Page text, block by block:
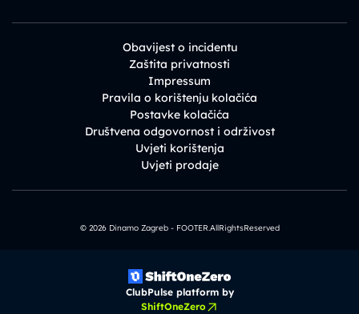
Obavijest o incidentu
Zaštita privatnosti
Impressum
Pravila o korištenju kolačića
Postavke kolačića
Društvena odgovornost i održivost
Uvjeti korištenja
Uvjeti prodaje
© 2026 Dinamo Zagreb - FOOTER.AllRightsReserved
ClubPulse platform by
ShiftOneZero